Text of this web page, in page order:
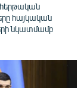
հայկական
նկատմամբ